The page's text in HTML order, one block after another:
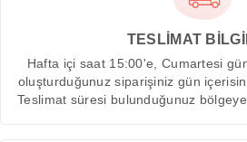
TESLİMAT
Hafta içi saat 15:00'e, Cumartesi
oluşturduğunuz siparişiniz gün
Teslimat süresi bulunduğunuz